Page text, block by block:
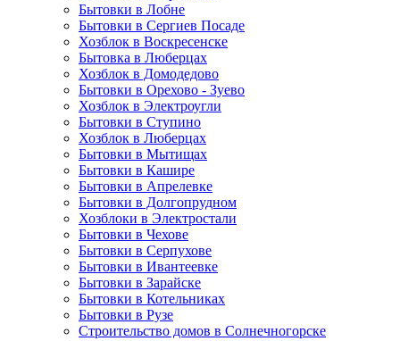
Бытовки в Лобне
Бытовки в Сергиев Посаде
Хозблок в Воскресенске
Бытовка в Люберцах
Хозблок в Домодедово
Бытовки в Орехово - Зуево
Хозблок в Электроугли
Бытовки в Ступино
Хозблок в Люберцах
Бытовки в Мытищах
Бытовки в Кашире
Бытовки в Апрелевке
Бытовки в Долгопрудном
Хозблоки в Электростали
Бытовки в Чехове
Бытовки в Серпухове
Бытовки в Ивантеевке
Бытовки в Зарайске
Бытовки в Котельниках
Бытовки в Рузе
Строительство домов в Солнечногорске